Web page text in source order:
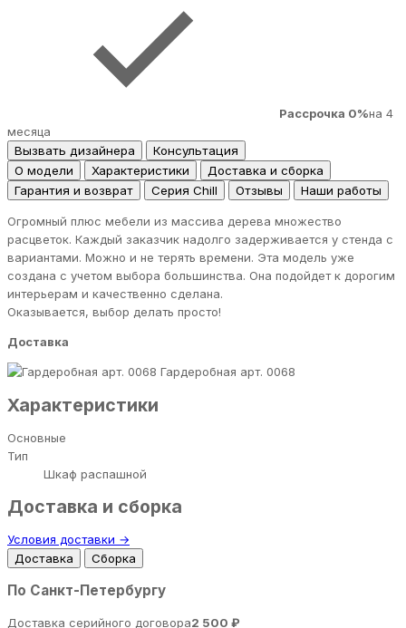
Рассрочка 0%на 4
месяца
Вызвать дизайнера
Консультация
О модели
Характеристики
Доставка и сборка
Гарантия и возврат
Серия Chill Отзывы Наши работы
Огромный плюс мебели из массива дерева множество
расцветок. Каждый заказчик надолго задерживается у стенда с
вариантами. Можно и не терять времени. Эта модель уже
создана с учетом выбора большинства. Она подойдет к дорогим
интерьерам и качественно сделана.
Оказывается, выбор делать просто!
Доставка
Гардеробная арт. 0068
Характеристики
Основные
Тип
Шкаф распашной
Доставка и сборка
Условия доставки →
Доставка
Сборка
По Санкт-Петербургу
Доставка серийного договора2 500 ₽